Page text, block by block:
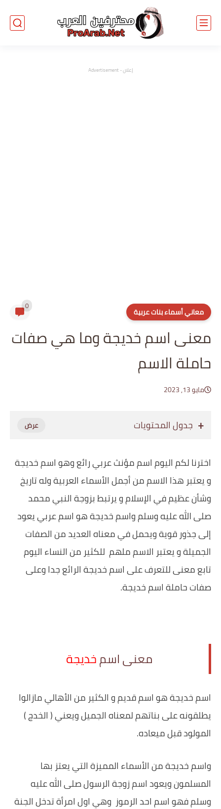
إعلان - Advertisement
معاني أسماء بنات عربية 0
معنى اسم خديجة وما هي صفات
حاملة الاسم
مايو 13, 2023
جدول المحتويات
اخترنا لكم اليوم اسم مؤنث عربي رائع وهو اسم خديجة
و يعتبر هذا الاسم من أجمل الأسماء العربية وله تاريخ
وشأن عظيم في الإسلام و يرتبط بزوجة النبي محمد
صلى الله عليه وسلم واسم خديجة هو اسم عربي يعود
إلى جذور قوية ويحمل في معناه العديد من الصفات
الجميلة و يعتبر الاسم ملهم للكثير من النساء اليوم
تابع معنى للتعرف على اسم خديجة الرائع جدا وعلى
صفات حاملة اسم خديجة.
معنى اسمخديجة
اسم خديجة هو اسم قديم و الكثير من الأهالي مازالوا
يطلقونه على بناتهم لمعناه الجميل ويعني ( الخدج )
المولود قبل ميعاده.
واسم خديجة من الأسماء المميزة التي يعتز بها
المسلمون ويعود اسم زوجة الرسول صلى الله عليه
وسلم فهو اسم احد الرموز وهي اول امرأة تدخل الجنة